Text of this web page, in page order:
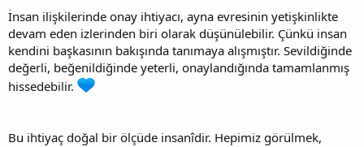
İnsan ilişkilerinde onay ihtiyacı, ayna evresinin yetişkinlikte
devam eden izlerinden biri olarak düşünülebilir. Çünkü insan
kendini başkasının bakışında tanımaya alışmıştır. Sevildiğinde
değerli, beğenildiğinde yeterli, onaylandığında tamamlanmış
hissedebilir.
Bu ihtiyaç doğal bir ölçüde insanîdir. Hepimiz görülmek,